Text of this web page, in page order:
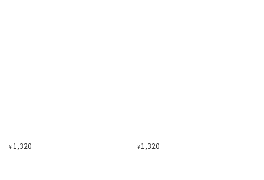
¥1,320 ¥1,320